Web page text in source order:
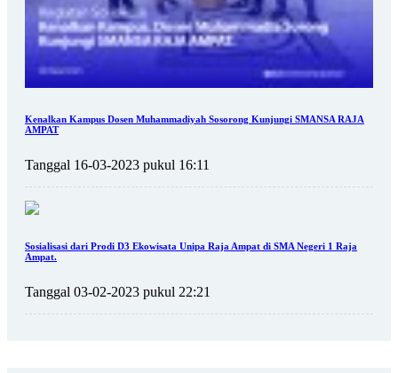
Kenalkan Kampus Dosen Muhammadiyah Sosorong Kunjungi SMANSA RAJA
AMPAT
Tanggal 16-03-2023 pukul 16:11
Sosialisasi dari Prodi D3 Ekowisata Unipa Raja Ampat di SMA Negeri 1 Raja
Ampat.
Tanggal 03-02-2023 pukul 22:21